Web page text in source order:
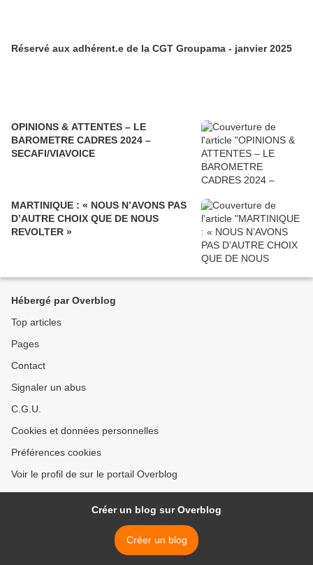
Réservé aux adhérent.e de la CGT Groupama - janvier 2025
OPINIONS & ATTENTES – LE
BAROMETRE CADRES 2024 –
SECAFI/VIAVOICE
MARTINIQUE : « NOUS N’AVONS PAS
D’AUTRE CHOIX QUE DE NOUS
REVOLTER »
Hébergé par Overblog
Top articles
Pages
Contact
Signaler un abus
C.G.U.
Cookies et données personnelles
Préférences cookies
Voir le profil de sur le portail Overblog
Créer un blog sur Overblog
Créer un blog